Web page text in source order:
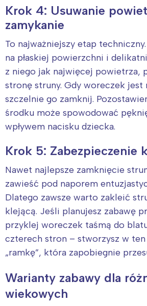
Krok 4: Usuwanie
zamykanie
To najważniejszy etap
na płaskiej powierzchni i
z niego jak najwięcej powietrza,
stronę struny. Gdy woreczek jest
szczelnie go zamknij.
środku może spowodować
wpływem nacisku dziecka.
Krok 5: Zabezpieczenie
Nawet najlepsze zamknięcie
zawieść pod naporem
Dlatego zawsze warto zakleić
klejącą. Jeśli planujesz zabawę
przyklej woreczek taśmą do
czterech stron – stworzysz w
„ramkę”, która zapobiegnie
Warianty zabawy dla
wiekowych